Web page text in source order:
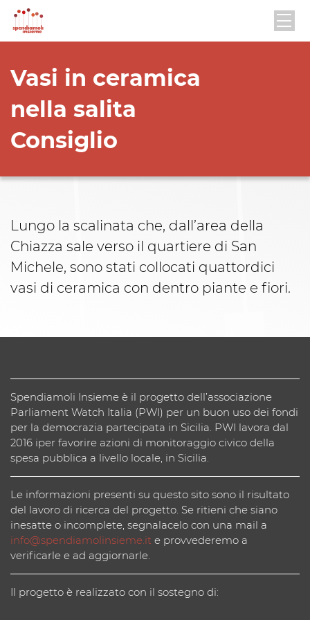
Vasi in ceramica
nella salita
Consiglio
Lungo la scalinata che, dall’area della
Chiazza sale verso il quartiere di San
Michele, sono stati collocati quattordici
vasi di ceramica con dentro piante e fiori.
Spendiamoli Insieme è il progetto dell’associazione
Parliament Watch Italia (PWI) per un buon uso dei fondi
per la democrazia partecipata in Sicilia. PWI lavora dal
2016 iper favorire azioni di monitoraggio civico della
spesa pubblica a livello locale, in Sicilia.
Le informazioni presenti su questo sito sono il risultato
del lavoro di ricerca del progetto. Se ritieni che siano
inesatte o incomplete, segnalacelo con una mail a
info@spendiamolinsieme.it e provvederemo a
verificarle e ad aggiornarle.
Il progetto è realizzato con il sostegno di: